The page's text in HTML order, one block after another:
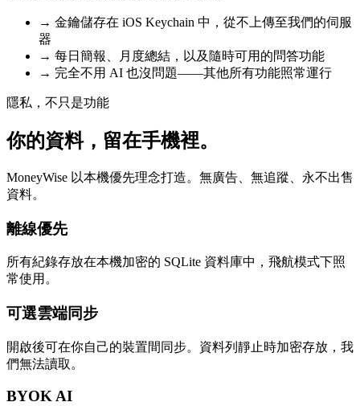
→ 金鑰儲存在 iOS Keychain 中，從不上傳至我們的伺服
器
→ 每日簡報、月度總結，以及隨時可用的問答功能
→ 完全不用 AI 也沒問題——其他所有功能照常運行
隱私，不只是功能
你的資料，留在手機裡。
MoneyWise 以本機優先理念打造。無廣告、無追蹤、永不出售
資料。
離線優先
所有紀錄存放在本機加密的 SQLite 資料庫中，飛航模式下照
常使用。
可選雲端同步
開啟後可在你自己的裝置間同步。資料列靜止時加密存放，我
們無法讀取。
BYOK AI